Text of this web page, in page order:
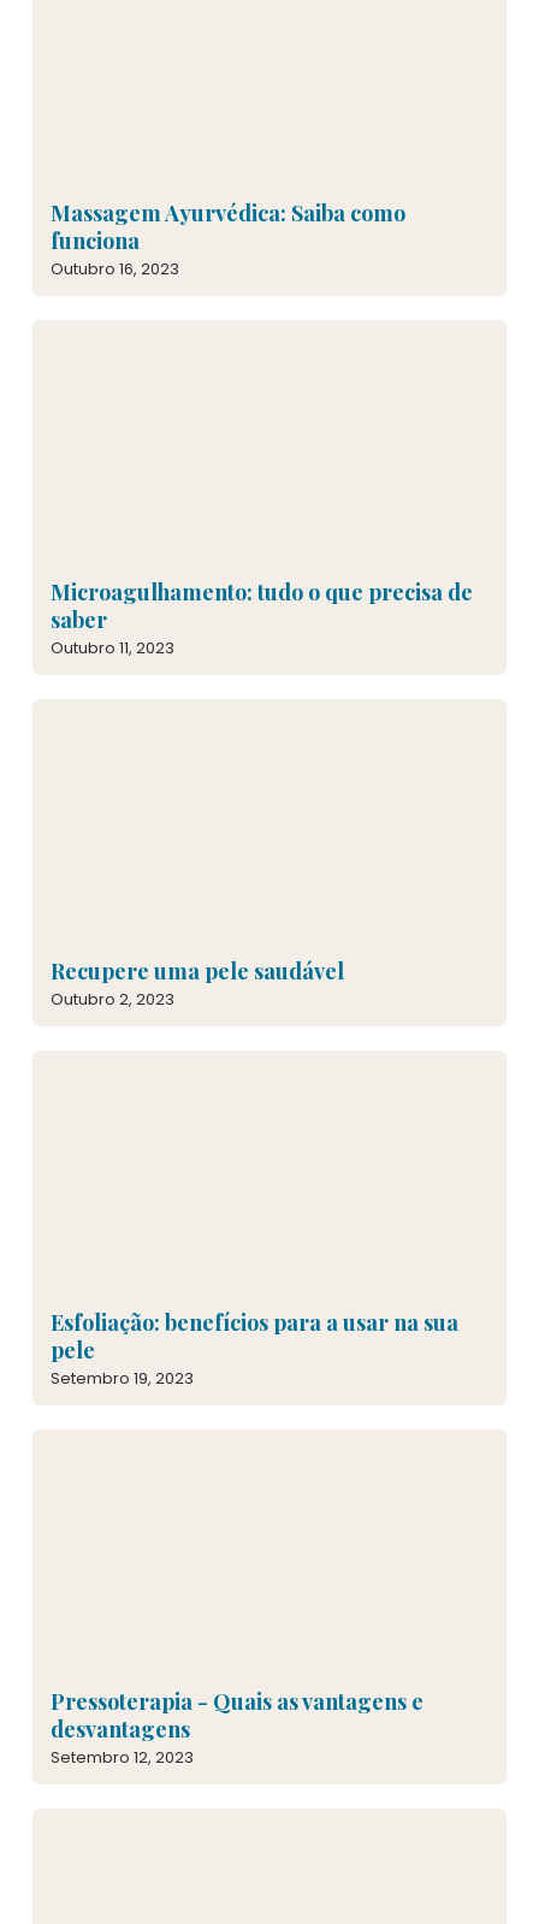
Massagem Ayurvédica: Saiba como
funciona
Outubro 16, 2023
Microagulhamento: tudo o que precisa de
saber
Outubro 11, 2023
Recupere uma pele saudável
Outubro 2, 2023
Esfoliação: benefícios para a usar na sua
pele
Setembro 19, 2023
Pressoterapia - Quais as vantagens e
desvantagens
Setembro 12, 2023